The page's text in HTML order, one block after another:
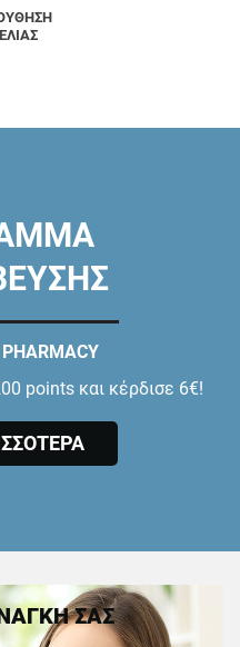
points και κέρδισε 6€!
ΣΑΣ